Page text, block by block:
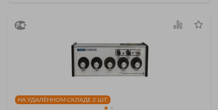
НА УДАЛЁННОМ СКЛАДЕ 2 ШТ.